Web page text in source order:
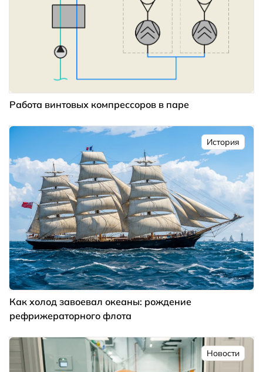
Работа винтовых компрессоров в паре
История
Как холод завоевал океаны: рождение
рефрижераторного флота
Новости